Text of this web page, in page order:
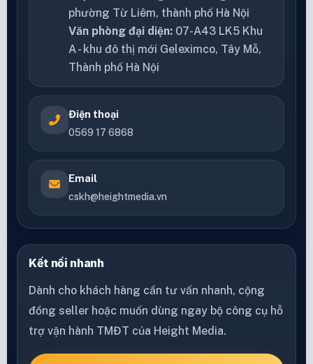
phường Từ Liêm, thành phố Hà Nội
Văn phòng đại diện: 07-A43 LK5 Khu
A - khu đô thị mới Geleximco, Tây Mỗ,
Thành phố Hà Nội
Điện thoại
0569 17 6868
Email
cskh@heightmedia.vn
Kết nối nhanh
Dành cho khách hàng cần tư vấn nhanh, cộng
đồng seller hoặc muốn dùng ngay bộ công cụ hỗ
trợ vận hành TMĐT của Height Media.